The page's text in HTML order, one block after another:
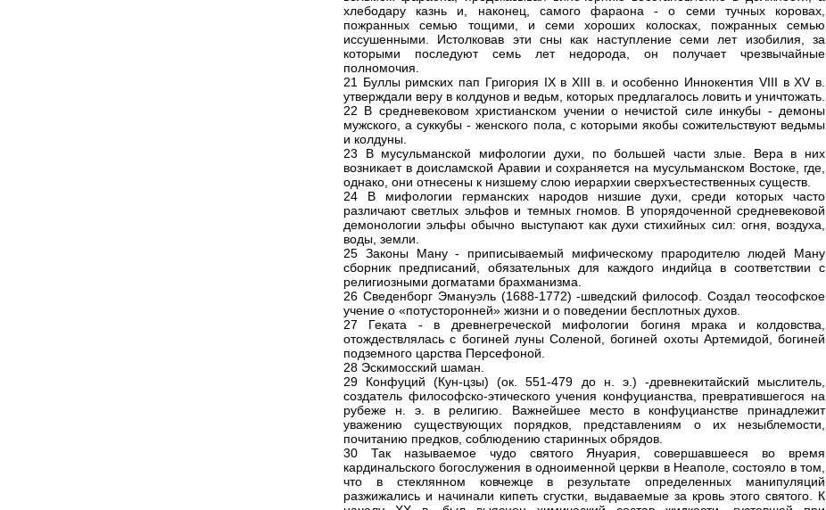
хлебодару казнь и, наконец, самого фараона - о семи тучных коровах,
пожранных семью тощими, и семи хороших колосках, пожранных семью
иссушенными. Истолковав эти сны как наступление семи лет изобилия, за
которыми последуют семь лет недорода, он получает чрезвычайные
полномочия.
21 Буллы римских пап Григория IX в XIII в. и особенно Иннокентия VIII в XV в.
утверждали веру в колдунов и ведьм, которых предлагалось ловить и уничтожать.
22 В средневековом христианском учении о нечистой силе инкубы - демоны
мужского, а суккубы - женского пола, с которыми якобы сожительствуют ведьмы
и колдуны.
23 В мусульманской мифологии духи, по большей части злые. Вера в них
возникает в доисламской Аравии и сохраняется на мусульманском Востоке, где,
однако, они отнесены к низшему слою иерархии сверхъестественных существ.
24 В мифологии германских народов низшие духи, среди которых часто
различают светлых эльфов и темных гномов. В упорядоченной средневековой
демонологии эльфы обычно выступают как духи стихийных сил: огня, воздуха,
воды, земли.
25 Законы Ману - приписываемый мифическому прародителю людей Ману
сборник предписаний, обязательных для каждого индийца в соответствии с
религиозными догматами брахманизма.
26 Сведенборг Эмануэль (1688-1772) -шведский философ. Создал теософское
учение о «потусторонней» жизни и о поведении бесплотных духов.
27 Геката - в древнегреческой мифологии богиня мрака и колдовства,
отождествлялась с богиней луны Соленой, богиней охоты Артемидой, богиней
подземного царства Персефоной.
28 Эскимосский шаман.
29 Конфуций (Кун-цзы) (ок. 551-479 до н. э.) -древнекитайский мыслитель,
создатель философско-этического учения конфуцианства, превратившегося на
рубеже н. э. в религию. Важнейшее место в конфуцианстве принадлежит
уважению существующих порядков, представлениям о их незыблемости,
почитанию предков, соблюдению старинных обрядов.
30 Так называемое чудо святого Януария, совершавшееся во время
кардинальского богослужения в одноименной церкви в Неаполе, состояло в том,
что в стеклянном ковчежце в результате определенных манипуляций
разжижались и начинали кипеть сгустки, выдаваемые за кровь этого святого. К